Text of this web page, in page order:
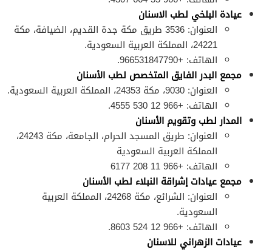
عيادة البلخي لطب الاسنان
العنوان: 3536 طريق مكة جدة القديم، الضيافة، مكة
24221، المملكة العربية السعودية.
الهاتف: +966531847790.
مجمع البدر الفايق المتخصص لطب الأسنان
العنوان: 9030، مكة 24353، المملكة العربية السعودية.
الهاتف: +966 12 530 4555.
المدار لطب وتقويم الأسنان
العنوان: طریق المسجد الحرام، الجامعة، مكة 24243،
المملكة العربية السعودية
الهاتف: +966 11 208 6177
مجمع عيادات إشراقة النبلاء لطب الأسنان
العنوان: الشرائع، مكة 24268، المملكة العربية
السعودية.
الهاتف: +966 12 524 8603.
عيادات الزهراني للاسنان